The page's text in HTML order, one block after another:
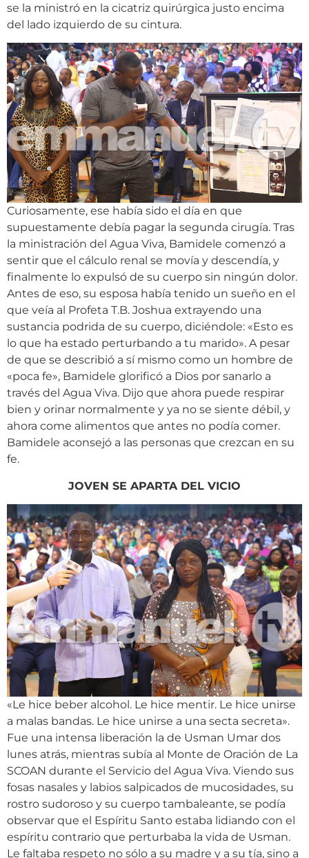
se la ministró en la cicatriz quirúrgica justo encima
del lado izquierdo de su cintura.
Curiosamente, ese había sido el día en que
supuestamente debía pagar la segunda cirugía. Tras
la ministración del Agua Viva, Bamidele comenzó a
sentir que el cálculo renal se movía y descendía, y
finalmente lo expulsó de su cuerpo sin ningún dolor.
Antes de eso, su esposa había tenido un sueño en el
que veía al Profeta T.B. Joshua extrayendo una
sustancia podrida de su cuerpo, diciéndole: «Esto es
lo que ha estado perturbando a tu marido». A pesar
de que se describió a sí mismo como un hombre de
«poca fe», Bamidele glorificó a Dios por sanarlo a
través del Agua Viva. Dijo que ahora puede respirar
bien y orinar normalmente y ya no se siente débil, y
ahora come alimentos que antes no podía comer.
Bamidele aconsejó a las personas que crezcan en su
fe.
JOVEN SE APARTA DEL VICIO
«Le hice beber alcohol. Le hice mentir. Le hice unirse
a malas bandas. Le hice unirse a una secta secreta».
Fue una intensa liberación la de Usman Umar dos
lunes atrás, mientras subía al Monte de Oración de La
SCOAN durante el Servicio del Agua Viva. Viendo sus
fosas nasales y labios salpicados de mucosidades, su
rostro sudoroso y su cuerpo tambaleante, se podía
observar que el Espíritu Santo estaba lidiando con el
espíritu contrario que perturbaba la vida de Usman.
Le faltaba respeto no sólo a su madre y a su tía, sino a